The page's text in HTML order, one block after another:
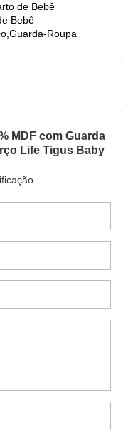
de Bebê
Bebê
Roupa
MDF com Guarda
Life Tigus Baby